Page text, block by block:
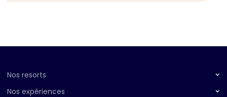
Nos resorts
Nos expériences